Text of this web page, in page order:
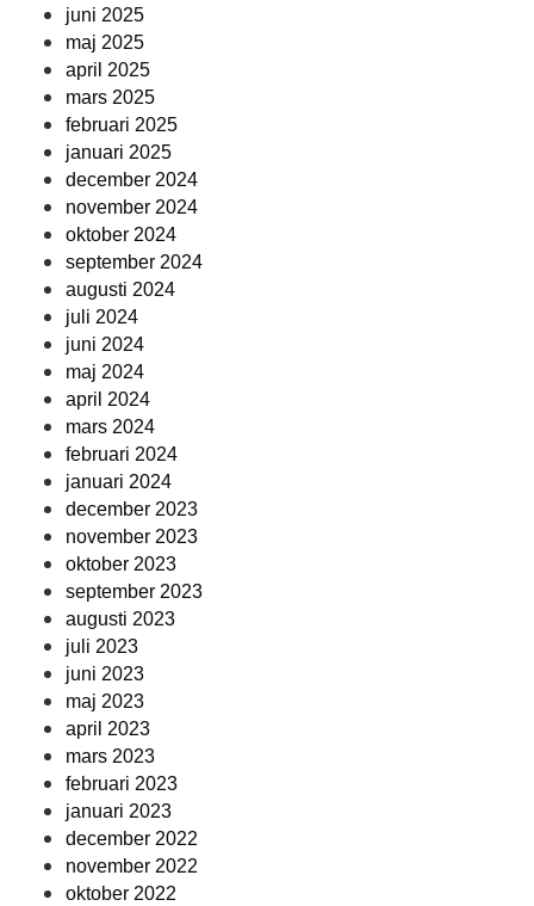
juni 2025
maj 2025
april 2025
mars 2025
februari 2025
januari 2025
december 2024
november 2024
oktober 2024
september 2024
augusti 2024
juli 2024
juni 2024
maj 2024
april 2024
mars 2024
februari 2024
januari 2024
december 2023
november 2023
oktober 2023
september 2023
augusti 2023
juli 2023
juni 2023
maj 2023
april 2023
mars 2023
februari 2023
januari 2023
december 2022
november 2022
oktober 2022